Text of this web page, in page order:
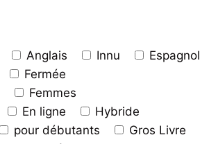
Anglais Innu
Espagnol
Fermée
Femmes
En ligne
Hybride
pour débutants
Gros Livre